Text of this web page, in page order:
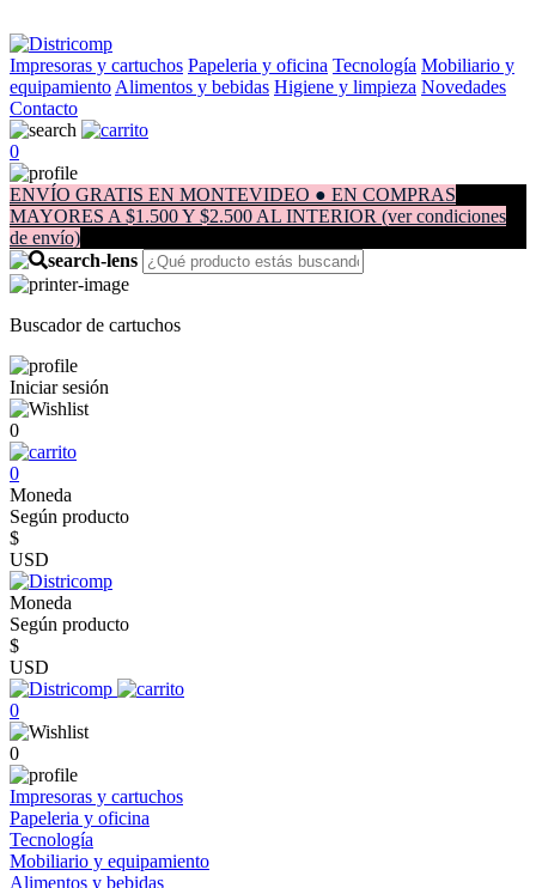
Impresoras y cartuchos Papeleria y oficina Tecnología Mobiliario y
equipamiento Alimentos y bebidas Higiene y limpieza Novedades
Contacto
0
ENVÍO GRATIS EN MONTEVIDEO ● EN COMPRAS
MAYORES A $1.500 Y $2.500 AL INTERIOR (ver condiciones
de envío)
Buscador de cartuchos
Iniciar sesión
0
0
Moneda
Según producto
$
USD
Moneda
Según producto
$
USD
0
0
Impresoras y cartuchos
Papeleria y oficina
Tecnología
Mobiliario y equipamiento
Alimentos y bebidas